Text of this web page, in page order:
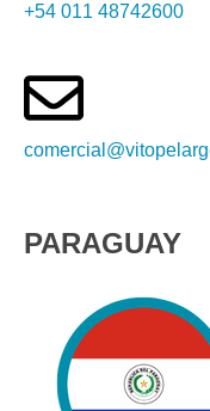
+54 011 48742600​
PARAGUAY